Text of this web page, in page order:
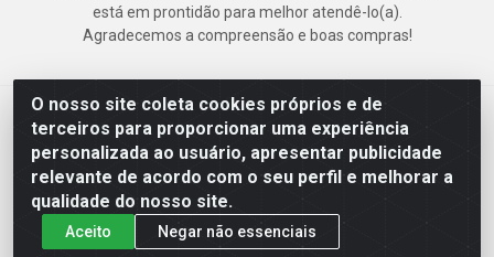
O nosso site coleta cookies próprios e de
terceiros para proporcionar uma experiência
personalizada ao usuário, apresentar publicidade
relevante de acordo com o seu perfil e melhorar a
qualidade do nosso site.
Aceito Negar não essenciais
está em prontidão para melhor atendê-lo(a).
Agradecemos a compreensão e boas compras!
Deskontão Atacado - Av. Marechal Mascarenhas de Morais, 2471 -
Imbiribeira - Recife/PE - CEP 51.150-001 - CNPJ 24.150.377/0003-
57